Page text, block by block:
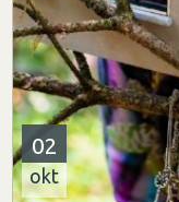
02
okt